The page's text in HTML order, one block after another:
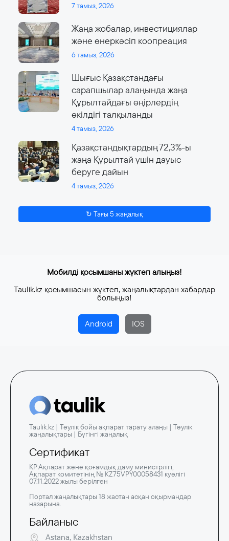
7 тамыз, 2026
Жаңа жобалар, инвестициялар
және өнеркәсіп коопреация
6 тамыз, 2026
Шығыс Қазақстандағы
сарапшылар алаңында жаңа
Құрылтайдағы өңірлердің
өкілдігі талқыланды
4 тамыз, 2026
Қазақстандықтардың 72,3%-ы
жаңа Құрылтай үшін дауыс
беруге дайын
4 тамыз, 2026
↻ Тағы 5 жаңалық
Мобилді қосымшаны жүктеп алыңыз!
Taulik.kz қосымшасын жүктеп, жаңалықтардан хабардар
болыңыз!
Android IOS
Taulik.kz | Тәулік бойы ақпарат тарату алаңы | Тәулік
жаңалықтары | Бүгінгі жаңалық
Сертификат
ҚР Ақпарат және қоғамдық даму министрлігі,
Ақпарат комитетінің № KZ75VPY00058431 куәлігі
07.11.2022 жылы берілген
Портал жаңалықтары 18 жастан асқан оқырмандар
назарына.
Байланыс
Astana, Kazakhstan